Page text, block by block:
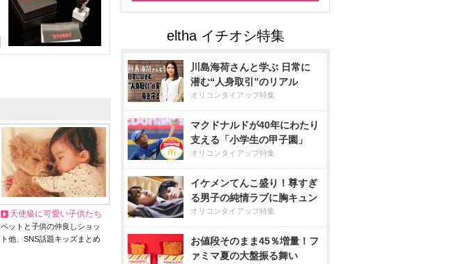
天使級に可愛い子供たち
ペットと子供の仲良しショッ
ト他、SNS話題キッズまとめ
川島海荷さんと学ぶ 日常に
潜む“人身取引”のリアル
オリコンタイアップ特集
マクドナルドが40年にわたり
支える「小学生の甲子園」
オリコンタイアップ特集
イケメンてんこ盛り！尊すぎ
る男子の純情ラブに胸キュン
オリコンタイアップ特集
お値段そのまま45％増量！フ
ァミマ夏の大盤振る舞い